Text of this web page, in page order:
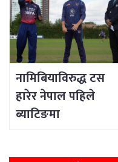
नामिबियाविरुद्ध टस
हारेर नेपाल पहिले
ब्याटिङमा